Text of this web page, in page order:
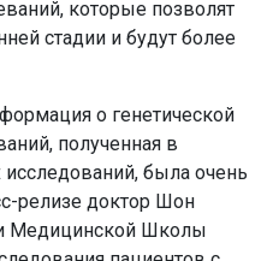
которые позволят
стадии и будут более
о генетической
полученная в
исследований, была очень
релизе доктор Шон
Медицинской Школы